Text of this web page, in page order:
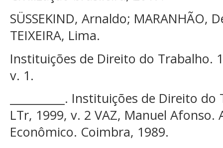
SÜSSEKIND, Arnaldo; MARANHÃO,
TEIXEIRA, Lima.
Instituições de Direito do Trabalho.
v. 1.
__________. Instituições de Direito
LTr, 1999, v. 2 VAZ, Manuel
Econômico. Coimbra, 1989.